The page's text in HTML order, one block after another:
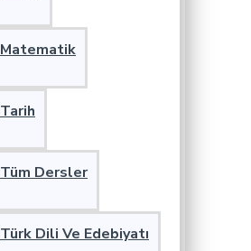
Matematik
Tarih
Tüm Dersler
Türk Dili Ve Edebiyatı